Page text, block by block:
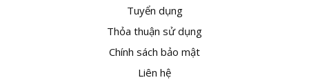
Tuyển dụng
Thỏa thuận sử dụng
Chính sách bảo mật
Liên hệ